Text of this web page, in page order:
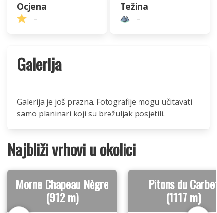
Ocjena
–
Težina
–
Galerija
Galerija je još prazna. Fotografije mogu učitavati
samo planinari koji su brežuljak posjetili.
Najbliži vrhovi u okolici
Morne Chapeau Nègre
(912 m)
Pitons du
(1117 m)